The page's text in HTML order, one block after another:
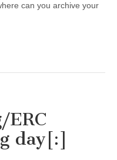
can you archive your
ERC
day[:]